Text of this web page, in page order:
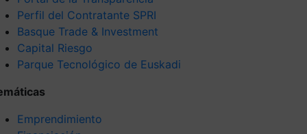
Perfil del Contratante SPRI
Basque Trade & Investment
Capital Riesgo
Parque Tecnológico de Euskadi
Emprendimiento